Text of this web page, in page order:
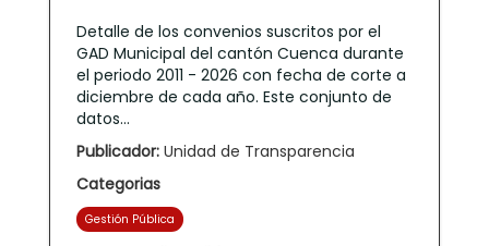
Detalle de los convenios suscritos por el
GAD Municipal del cantón Cuenca durante
el periodo 2011 - 2026 con fecha de corte a
diciembre de cada año. Este conjunto de
datos...
Publicador: Unidad de Transparencia
Categorias
Gestión Pública